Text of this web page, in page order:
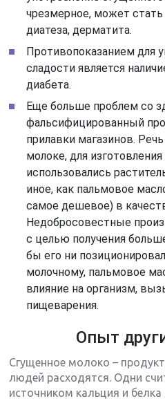
чрезмерное, может стать
диатеза, дерматита.
Противопоказанием для
сладости является
диабета.
Еще больше проблем со
фальсифицированный
прилавки магазинов.
молоке, для изготовления
использовались
иное, как пальмовое
самое дешевое) в
Недобросовестные
с целью получения
бы его ни
молочному, пальмовое
влияние на организм,
пищеварения.
Опыт
Сгущенное молоко –
людей расходятся. Одни
источником кальция и